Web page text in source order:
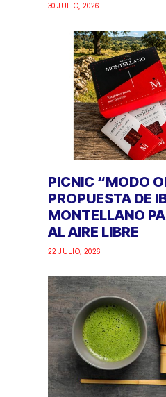
30 JULIO, 2026
PICNIC “MODO
PROPUESTA DE
MONTELLANO
AL AIRE LIBRE
22 JULIO, 2026